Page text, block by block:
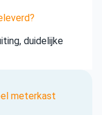
duidelijke
meterkast